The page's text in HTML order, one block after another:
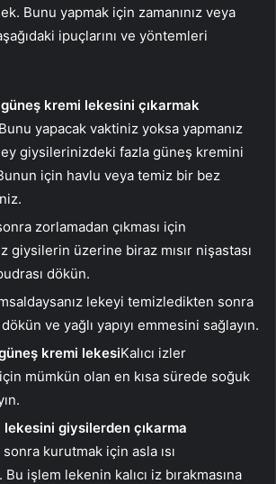
Bunu yapmak için zamanınız veya
ipuçlarını ve yöntemleri
kremi lekesini çıkarmak
Bunu yapacak vaktiniz yoksa yapmanız
giysilerinizdeki fazla güneş kremini
için havlu veya temiz bir bez
zorlamadan çıkması için
giysilerin üzerine biraz mısır nişastası
dökün.
lekeyi temizledikten sonra
ve yağlı yapıyı emmesini sağlayın.
kremi lekesiKalıcı izler
mümkün olan en kısa sürede soğuk
lekesini giysilerden çıkarma
kurutmak için asla ısı
Bu işlem lekenin kalıcı iz bırakmasına